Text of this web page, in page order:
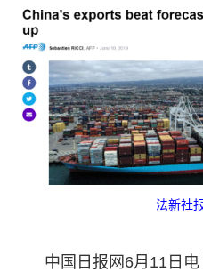
法新社
中国日报网6月11日电